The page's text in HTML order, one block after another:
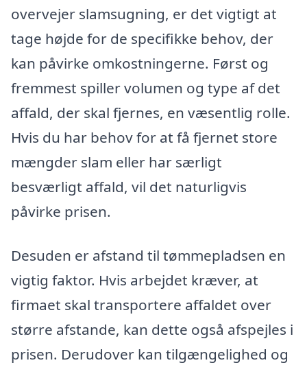
overvejer slamsugning, er det vigtigt at
tage højde for de specifikke behov, der
kan påvirke omkostningerne. Først og
fremmest spiller volumen og type af det
affald, der skal fjernes, en væsentlig rolle.
Hvis du har behov for at få fjernet store
mængder slam eller har særligt
besværligt affald, vil det naturligvis
påvirke prisen.
Desuden er afstand til tømmepladsen en
vigtig faktor. Hvis arbejdet kræver, at
firmaet skal transportere affaldet over
større afstande, kan dette også afspejles i
prisen. Derudover kan tilgængelighed og